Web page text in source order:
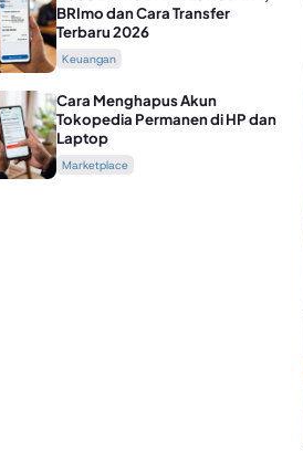
BRImo dan Cara Transfer
Terbaru 2026
Keuangan
Cara Menghapus Akun
Tokopedia Permanen di HP dan
Laptop
Marketplace